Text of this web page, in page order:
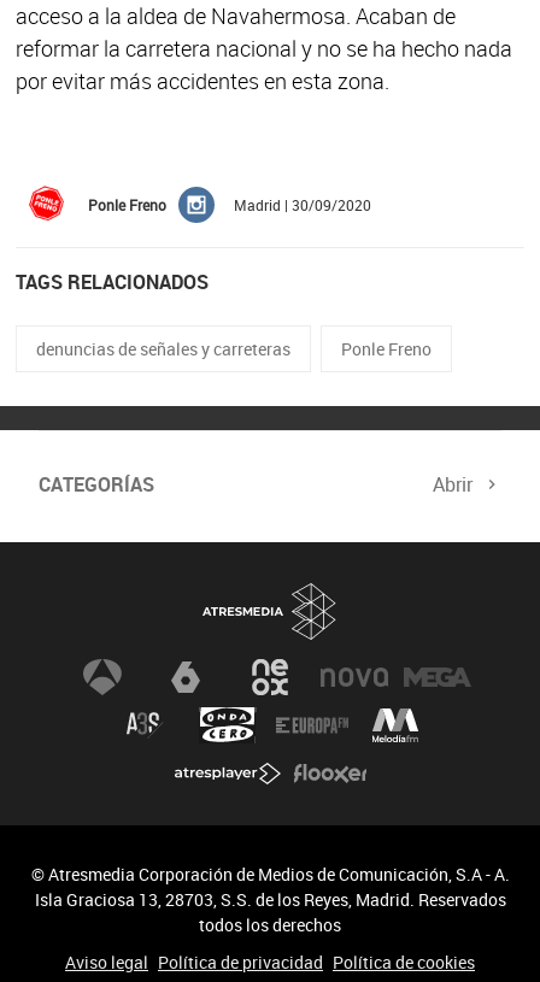
acceso a la aldea de Navahermosa. Acaban de
reformar la carretera nacional y no se ha hecho nada
por evitar más accidentes en esta zona.
Ponle Freno Madrid | 30/09/2020
TAGS RELACIONADOS
denuncias de señales y carreteras Ponle Freno
CATEGORÍAS Abrir
© Atresmedia Corporación de Medios de Comunicación, S.A - A.
Isla Graciosa 13, 28703, S.S. de los Reyes, Madrid. Reservados
todos los derechos
Aviso legal Política de privacidad Política de cookies